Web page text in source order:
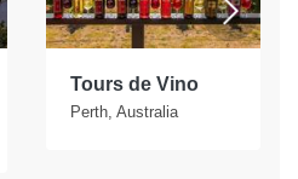
Tours de Vino
Perth, Australia